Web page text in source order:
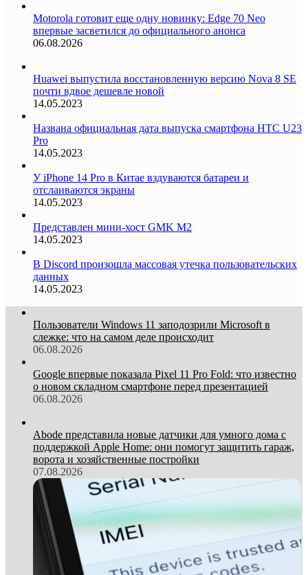
Motorola готовит еще одну новинку: Edge 70 Neo
впервые засветился до официального анонса
06.08.2026
Huawei выпустила восстановленную версию Nova 8 SE
почти вдвое дешевле новой
14.05.2023
Названа официальная дата выпуска смартфона HTC U23
Pro
14.05.2023
У iPhone 14 Pro в Китае вздуваются батареи и
отслаиваются экраны
14.05.2023
Представлен мини-хост GMK M2
14.05.2023
В Discord произошла массовая утечка пользовательских
данных
14.05.2023
Пользователи Windows 11 заподозрили Microsoft в
слежке: что на самом деле происходит
06.08.2026
Google впервые показала Pixel 11 Pro Fold: что известно
о новом складном смартфоне перед презентацией
06.08.2026
Abode представила новые датчики для умного дома с
поддержкой Apple Home: они помогут защитить гараж,
ворота и хозяйственные постройки
07.08.2026